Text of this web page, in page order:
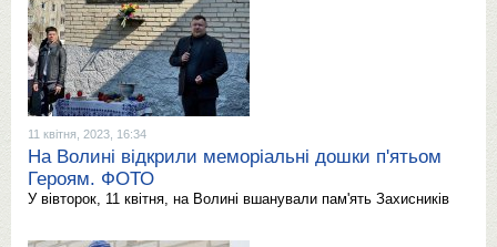
11 квітня, 2023, 16:34
На Волині відкрили меморіальні дошки п'ятьом
Героям. ФОТО
У вівторок, 11 квітня, на Волині вшанували пам'ять Захисників